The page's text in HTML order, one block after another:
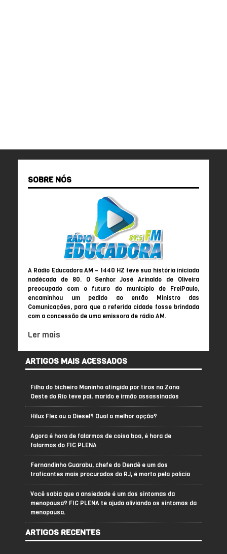
SOBRE NÓS
A Rádio Educadora AM – 1440 HZ teve sua história iniciada
nadécada de 80. O Senhor José Arinaldo de Oliveira
preocupado com o futuro do município de FreiPaulo,
encaminhou um pedido ao então Ministro das
Comunicações, para que a referida cidade fosse brindada
com a concessão de uma emissora de rádio AM.
Ler mais
ARTIGOS MAIS ACESSADOS
Filha do bicheiro Maninho atingida por tiros na Zona
Oeste do Rio teve pai, marido e irmão assassinados
Hilux Flex ou a Diesel? Qual a melhor opção?
Agora é hora de falarmos de coisa boa, é hora de
falarmos do FIC PLENA
Fernandinho Guarabu, chefe do Dendê e um dos
traficantes mais procurados do RJ, é morto pela polícia
Você sabia que a ansiedade é um dos sintomas da
menopausa? FIC PLENA te ajuda aliviando os sintomas da
menopausa.
ARTIGOS RECENTES